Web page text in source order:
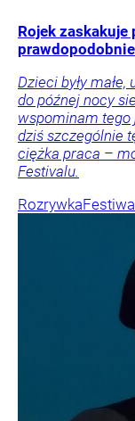
Rojek zaskakuje
Dzieci były
do późnej nocy
wspominam tego
dziś szczególnie
ciężka praca –
Festivalu.
Rozrywka